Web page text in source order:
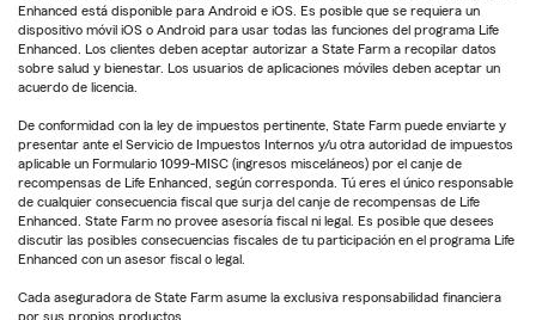
Enhanced está disponible para Android e iOS. Es posible que se requiera un
dispositivo móvil iOS o Android para usar todas las funciones del programa Life
Enhanced. Los clientes deben aceptar autorizar a State Farm a recopilar datos
sobre salud y bienestar. Los usuarios de aplicaciones móviles deben aceptar un
acuerdo de licencia.
De conformidad con la ley de impuestos pertinente, State Farm puede enviarte y
presentar ante el Servicio de Impuestos Internos y/u otra autoridad de impuestos
aplicable un Formulario 1099-MISC (ingresos misceláneos) por el canje de
recompensas de Life Enhanced, según corresponda. Tú eres el único responsable
de cualquier consecuencia fiscal que surja del canje de recompensas de Life
Enhanced. State Farm no provee asesoría fiscal ni legal. Es posible que desees
discutir las posibles consecuencias fiscales de tu participación en el programa Life
Enhanced con un asesor fiscal o legal.
Cada aseguradora de State Farm asume la exclusiva responsabilidad financiera
por sus propios productos.